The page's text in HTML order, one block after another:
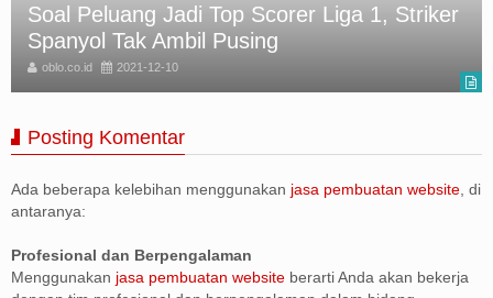
Beroperasi Sejak 2016, Penambang Batu
Bara Ilegal Ditangkap
oblo.co.id 2021-12-10
Posting Komentar
Ada beberapa kelebihan menggunakan jasa pembuatan website , di
antaranya:
Profesional dan Berpengalaman
Menggunakan jasa pembuatan website berarti Anda akan bekerja